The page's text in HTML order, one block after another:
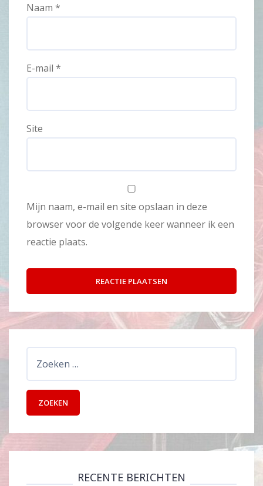
Naam *
E-mail *
Site
Mijn naam, e-mail en site opslaan in deze
browser voor de volgende keer wanneer ik een
reactie plaats.
RECENTE BERICHTEN